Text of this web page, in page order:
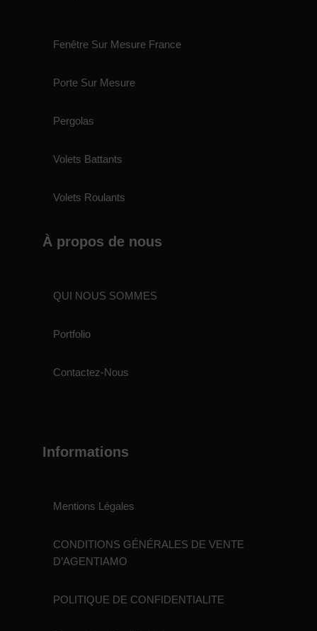
Fenêtre Sur Mesure France
Porte Sur Mesure
Pergolas
Volets Battants
Volets Roulants
À propos de nous
QUI NOUS SOMMES
Portfolio
Contactez-Nous
Informations
Mentions Légales
CONDITIONS GÉNÉRALES DE VENTE
D’AGENTIAMO
POLITIQUE DE CONFIDENTIALITE